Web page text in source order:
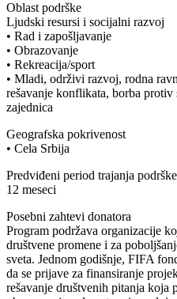
Oblast podrške
Ljudski resursi i socijalni razvoj
• Rad i zapošljavanje
• Obrazovanje
• Rekreacija/sport
• Mladi, održivi razvoj, rodna
rešavanje konflikata, borba
zajednica
Geografska pokrivenost
• Cela Srbija
Predviđeni period trajanja podrške
12 meseci
Posebni zahtevi donatora
Program podržava organizacije
društvene promene i za
sveta. Jednom godišnje, FIFA
da se prijave za finansiranje
rešavanje društvenih pitanja koja